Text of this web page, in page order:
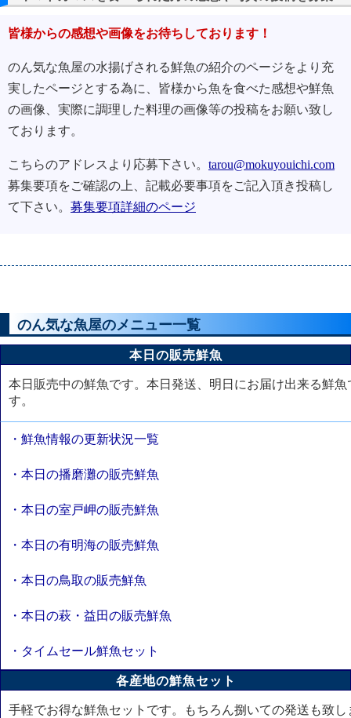
皆様からの感想や画像をお待ちしております！
のん気な魚屋の水揚げされる鮮魚の紹介のページをより充
実したページとする為に、皆様から魚を食べた感想や鮮魚
の画像、実際に調理した料理の画像等の投稿をお願い致し
ております。
こちらのアドレスより応募下さい。 tarou@mokuyouichi.com
募集要項をご確認の上、記載必要事項をご記入頂き投稿し
て下さい。 募集要項詳細のページ
のん気な魚屋のメニュー一覧
本日の販売鮮魚
本日販売中の鮮魚です。本日発送、明日にお届け出来る鮮魚
す。
・鮮魚情報の更新状況一覧
・本日の播磨灘の販売鮮魚
・本日の室戸岬の販売鮮魚
・本日の有明海の販売鮮魚
・本日の鳥取の販売鮮魚
・本日の萩・益田の販売鮮魚
・タイムセール鮮魚セット
各産地の鮮魚セット
手軽でお得な鮮魚セットです。もちろん捌いての発送も致し